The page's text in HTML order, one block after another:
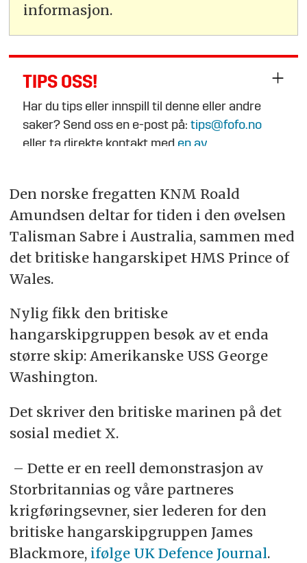
informasjon.
TIPS OSS!
Har du tips eller innspill til denne eller andre
saker? Send oss en e-post på:tips@fofo.no
eller ta direkte kontakt med en av
Den norske fregatten KNM Roald
Amundsen deltar for tiden i den øvelsen
Talisman Sabre i Australia, sammen med
det britiske hangarskipet HMS Prince of
Wales.
Nylig fikk den britiske
hangarskipgruppen besøk av et enda
større skip: Amerikanske USS George
Washington.
Det skriver den britiske marinen på det
sosial mediet X.
– Dette er en reell demonstrasjon av
Storbritannias og våre partneres
krigføringsevner, sier lederen for den
britiske hangarskipgruppen James
Blackmore, ifølge UK Defence Journal.